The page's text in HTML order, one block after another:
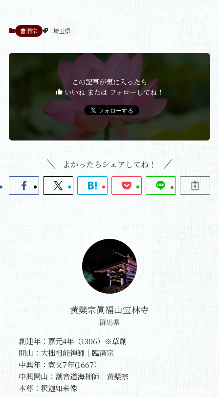
曹洞宗 埼玉県
この記事が気に入ったら
いいね または フォローしてね！
よかったらシェアしてね！
黄檗宗眞福山宝林寺
群馬県
創建年：嘉元4年（1306）※草創
開山：大拙祖能禅師｜臨済宗
中興年：寛文7年(1667）
中興開山：潮音道海禅師｜黄檗宗
本尊：釈迦如来像